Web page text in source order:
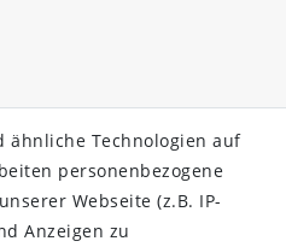
ähnliche Technologien auf
personenbezogene
Webseite (z.B. IP-
Anzeigen zu